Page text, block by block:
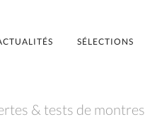
SÉLECTIONS
& tests de montres